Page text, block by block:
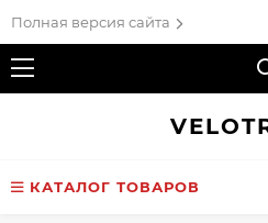
Полная версия сайта
VELO
КАТАЛОГ ТОВАРОВ